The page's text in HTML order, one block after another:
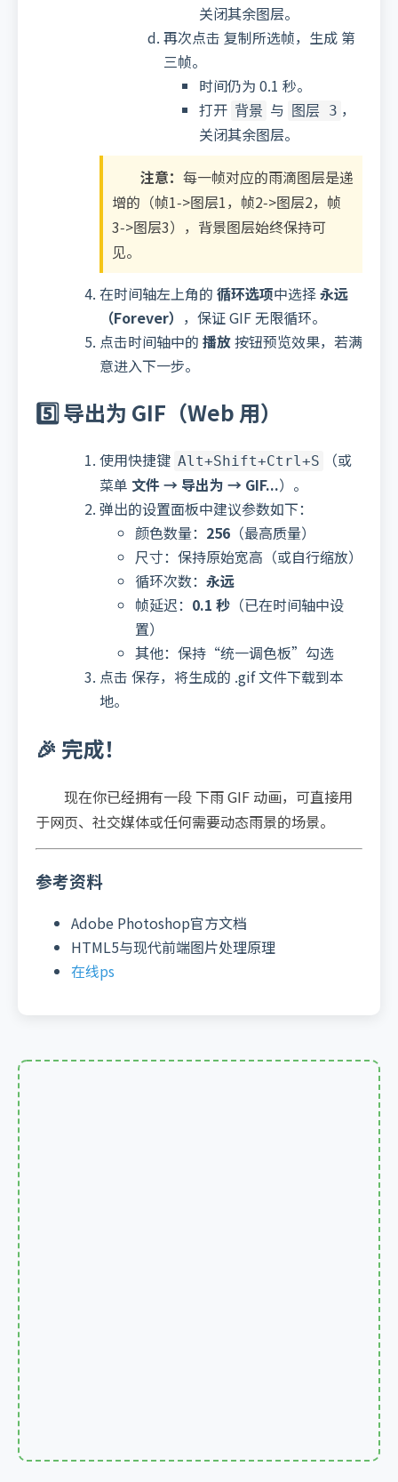
关闭其余图层。
再次点击 复制所选帧，生成 第
三帧。
时间仍为 0.1 秒。
打开 背景 与 图层 3 ，
关闭其余图层。
注意： 每一帧对应的雨滴图层是递
增的（帧1‑>图层1，帧2‑>图层2，帧
3‑>图层3），背景图层始终保持可
见。
在时间轴左上角的 循环选项中选择永远
（Forever） ，保证 GIF 无限循环。
点击时间轴中的 播放按钮预览效果，若满
意进入下一步。
5️⃣ 导出为 GIF（Web 用）
使用快捷键 Alt+Shift+Ctrl+S
（或
菜单 文件 → 导出为 → GIF...）。
弹出的设置面板中建议参数如下：
颜色数量： 256 （最高质量）
尺寸：保持原始宽高（或自行缩放）
循环次数： 永远
帧延迟： 0.1 秒 （已在时间轴中设
置）
其他：保持“统一调色板”勾选
点击 保存，将生成的 .gif 文件下载到本
地。
🎉 完成！
现在你已经拥有一段 下雨 GIF 动画，可直接用
于网页、社交媒体或任何需要动态雨景的场景。
参考资料
Adobe Photoshop官方文档
HTML5与现代前端图片处理原理
在线ps